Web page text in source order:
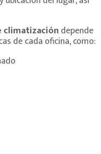
climatización depende
de cada oficina, como: